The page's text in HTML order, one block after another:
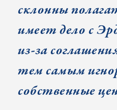
склонны
имеет дело с
из-за
тем самым
собственные